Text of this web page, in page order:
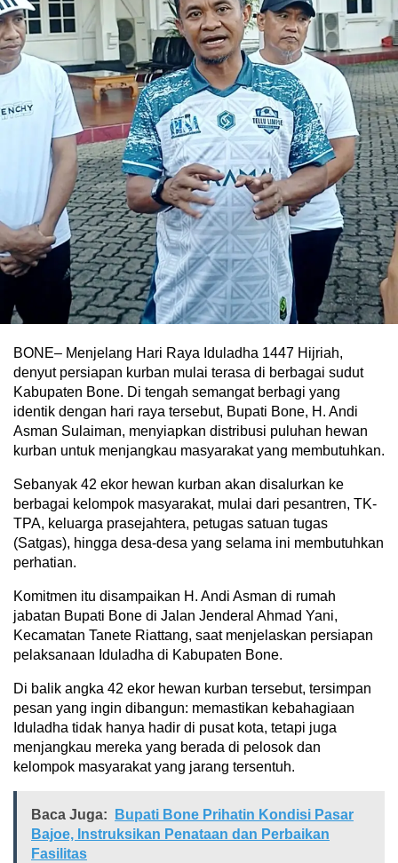
BONE– Menjelang Hari Raya Iduladha 1447 Hijriah,
denyut persiapan kurban mulai terasa di berbagai sudut
Kabupaten Bone. Di tengah semangat berbagi yang
identik dengan hari raya tersebut, Bupati Bone, H. Andi
Asman Sulaiman, menyiapkan distribusi puluhan hewan
kurban untuk menjangkau masyarakat yang membutuhkan.
Sebanyak 42 ekor hewan kurban akan disalurkan ke
berbagai kelompok masyarakat, mulai dari pesantren, TK-
TPA, keluarga prasejahtera, petugas satuan tugas
(Satgas), hingga desa-desa yang selama ini membutuhkan
perhatian.
Komitmen itu disampaikan H. Andi Asman di rumah
jabatan Bupati Bone di Jalan Jenderal Ahmad Yani,
Kecamatan Tanete Riattang, saat menjelaskan persiapan
pelaksanaan Iduladha di Kabupaten Bone.
Di balik angka 42 ekor hewan kurban tersebut, tersimpan
pesan yang ingin dibangun: memastikan kebahagiaan
Iduladha tidak hanya hadir di pusat kota, tetapi juga
menjangkau mereka yang berada di pelosok dan
kelompok masyarakat yang jarang tersentuh.
Baca Juga:
Bupati Bone Prihatin Kondisi Pasar
Bajoe, Instruksikan Penataan dan Perbaikan
Fasilitas